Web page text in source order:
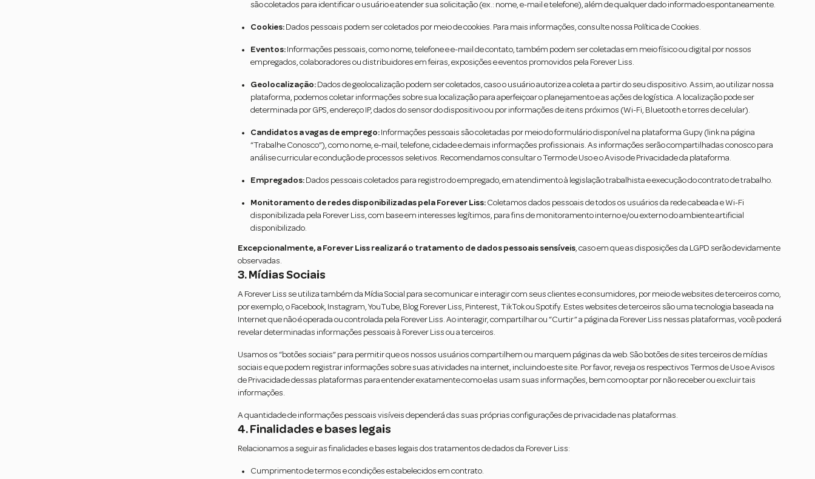
são coletados para identificar o usuário e atender sua solicitação (ex.: nome, e-mail e telefone), além de qualquer dado informado espontaneamente.
Cookies: Dados pessoais podem ser coletados por meio de cookies. Para mais informações, consulte nossa Política de Cookies.
Eventos: Informações pessoais, como nome, telefone e e-mail de contato, também podem ser coletadas em meio físico ou digital por nossos
empregados, colaboradores ou distribuidores em feiras, exposições e eventos promovidos pela Forever Liss.
Geolocalização: Dados de geolocalização podem ser coletados, caso o usuário autorize a coleta a partir do seu dispositivo. Assim, ao utilizar nossa
plataforma, podemos coletar informações sobre sua localização para aperfeiçoar o planejamento e as ações de logística. A localização pode ser
determinada por GPS, endereço IP, dados do sensor do dispositivo ou por informações de itens próximos (Wi-Fi, Bluetooth e torres de celular).
Candidatos a vagas de emprego: Informações pessoais são coletadas por meio do formulário disponível na plataforma Gupy (link na página
“Trabalhe Conosco”), como nome, e-mail, telefone, cidade e demais informações profissionais. As informações serão compartilhadas conosco para
análise curricular e condução de processos seletivos. Recomendamos consultar o Termo de Uso e o Aviso de Privacidade da plataforma.
Empregados: Dados pessoais coletados para registro do empregado, em atendimento à legislação trabalhista e execução do contrato de trabalho.
Monitoramento de redes disponibilizadas pela Forever Liss: Coletamos dados pessoais de todos os usuários da rede cabeada e Wi-Fi
disponibilizada pela Forever Liss, com base em interesses legítimos, para fins de monitoramento interno e/ou externo do ambiente artificial
disponibilizado.
Excepcionalmente, a Forever Liss realizará o tratamento de dados pessoais sensíveis, caso em que as disposições da LGPD serão devidamente
observadas.
3. Mídias Sociais
A Forever Liss se utiliza também da Mídia Social para se comunicar e interagir com seus clientes e consumidores, por meio de websites de terceiros como,
por exemplo, o Facebook, Instagram, YouTube, Blog Forever Liss, Pinterest, TikTok ou Spotify. Estes websites de terceiros são uma tecnologia baseada na
Internet que não é operada ou controlada pela Forever Liss. Ao interagir, compartilhar ou “Curtir” a página da Forever Liss nessas plataformas, você poderá
revelar determinadas informações pessoais à Forever Liss ou a terceiros.
Usamos os “botões sociais” para permitir que os nossos usuários compartilhem ou marquem páginas da web. São botões de sites terceiros de mídias
sociais e que podem registrar informações sobre suas atividades na internet, incluindo este site. Por favor, reveja os respectivos Termos de Uso e Avisos
de Privacidade dessas plataformas para entender exatamente como elas usam suas informações, bem como optar por não receber ou excluir tais
informações.
A quantidade de informações pessoais visíveis dependerá das suas próprias configurações de privacidade nas plataformas.
4. Finalidades e bases legais
Relacionamos a seguir as finalidades e bases legais dos tratamentos de dados da Forever Liss:
Cumprimento de termos e condições estabelecidos em contrato.